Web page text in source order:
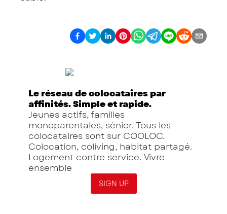
Le réseau de colocataires par
affinités. Simple et rapide.
Jeunes actifs, familles
monoparentales, sénior. Tous les
colocataires sont sur COOLOC.
Colocation, coliving, habitat partagé.
Logement contre service. Vivre
ensemble
SIGN UP